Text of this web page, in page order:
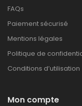
FAQs
Paiement sécurisé
Mentions légales
Politique de
Conditions d’utilisation
Mon compte